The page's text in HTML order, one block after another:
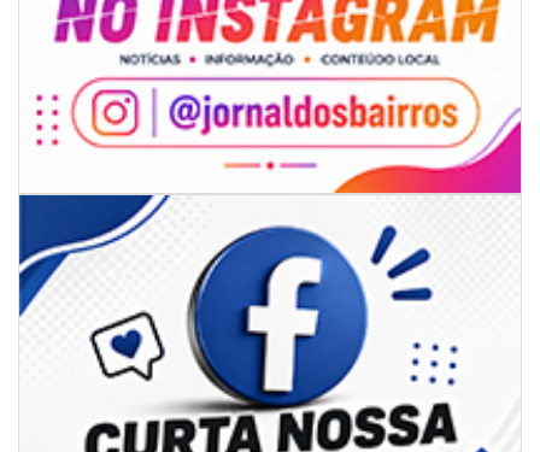
07/08/2026 | 07:00
Ambiental reforça descarte sustentável com envio de 330 quilos de
GERAL